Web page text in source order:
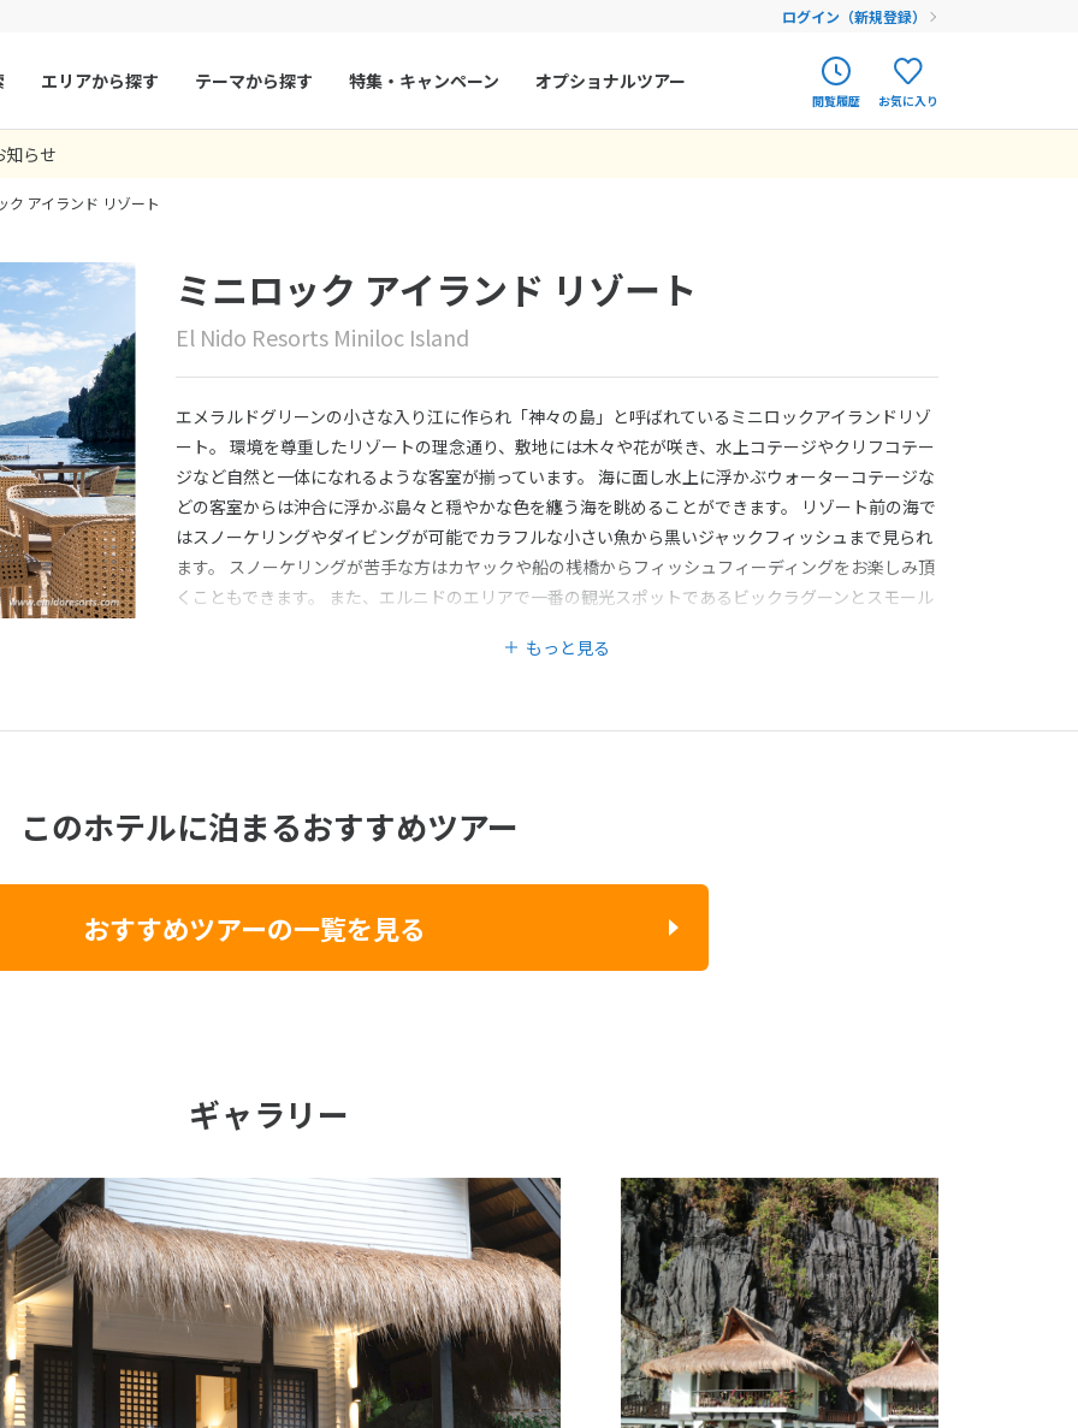
ログイン（新規登録）
エリアから探す
フランス
チェコ
オーストリア
ハンガリー
スロヴァキア
アイスランド
リトアニア
ギリシャ
クロアチア
モンテネグロ ブルガリア
ルーマニア
ボスニア・ヘルツェゴビナ セルビア フェロー諸島
テーマから探す
夏旅
特集・キャンペーン オプショナルツアー
閲覧履歴
まだ履歴がありません
お気に入り
まだ登録がありません
知らせ
ク アイランド リゾート
ミニロック アイランド リゾート
El Nido Resorts Miniloc Island
エメラルドグリーンの小さな入り江に作られ「神々の島」と呼ばれているミニロックアイランドリゾ
ート。 環境を尊重したリゾートの理念通り、敷地には木々や花が咲き、水上コテージやクリフコテー
ジなど自然と一体になれるような客室が揃っています。 海に面し水上に浮かぶウォーターコテージな
どの客室からは沖合に浮かぶ島々と穏やかな色を纏う海を眺めることができます。 リゾート前の海で
はスノーケリングやダイビングが可能でカラフルな小さい魚から黒いジャックフィッシュまで見られ
ます。 スノーケリングが苦手な方はカヤックや船の桟橋からフィッシュフィーディングをお楽しみ頂
くこともできます。 また、エルニドのエリアで一番の観光スポットであるビックラグーンとスモール
一部を除き無料で楽しめるので、滞在中の費用を気にすることなく過ごせるのもこのリゾートの魅力
もっと見る
このホテルに泊まるおすすめツアー
おすすめツアーの一覧を見る
ギャラリー